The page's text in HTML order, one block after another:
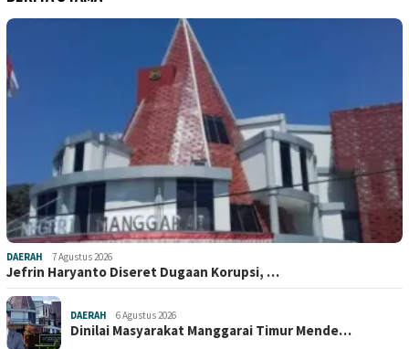
DAERAH 7 Agustus 2026
Jefrin Haryanto Diseret Dugaan Korupsi, …
DAERAH 6 Agustus 2026
Dinilai Masyarakat Manggarai Timur Mende…